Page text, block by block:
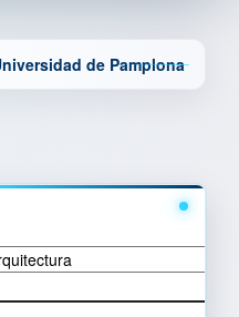
de Pamplona